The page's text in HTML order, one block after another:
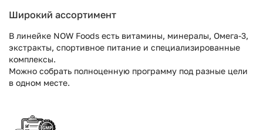
Широкий ассортимент
В линейке NOW Foods есть витамины, минералы, Омега-3,
экстракты, спортивное питание и специализированные
комплексы.
Можно собрать полноценную программу под разные цели
в одном месте.